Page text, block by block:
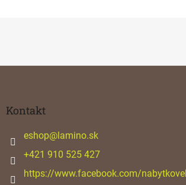
Kontakt
eshop@lamino.sk
+421 910 525 427
https://www.facebook.com/